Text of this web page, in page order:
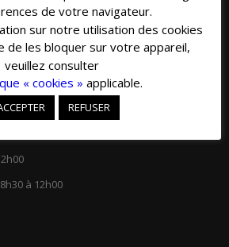
à 12h00
de votre navigateur.
sur notre utilisation des cookies
de les bloquer sur votre appareil,
veuillez consulter
« cookies » applicable.
REFUSER